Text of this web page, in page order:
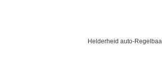
Helderheid auto-